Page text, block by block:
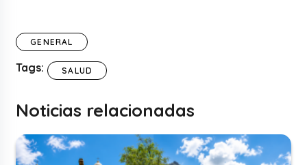
GENERAL
Tags: SALUD
Noticias relacionadas